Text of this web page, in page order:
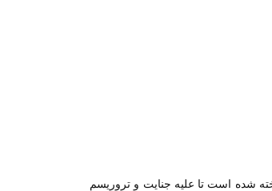
شده است تا علیه جنایت و تروریسم